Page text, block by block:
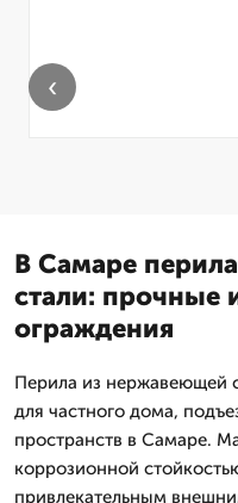
‹
В Самаре
стали: прочные
ограждения
Перила из нержавеющей
для частного дома,
пространств в Самаре.
коррозионной
привлекательным